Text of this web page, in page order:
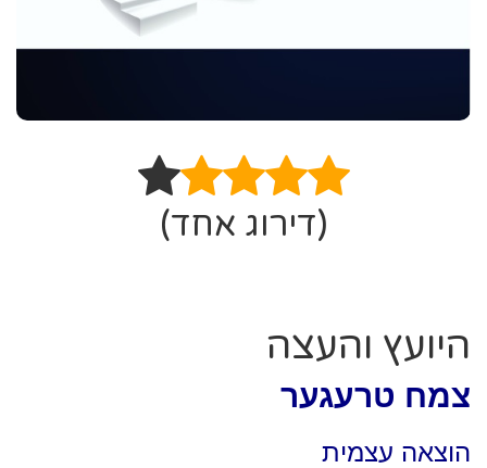
(דירוג אחד)
היועץ והעצה
צמח טרעגער
הוצאה עצמית